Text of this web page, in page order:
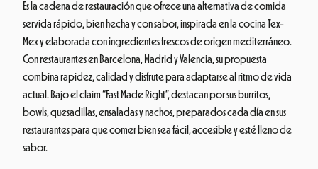
Es la cadena de restauración que ofrece una alternativa de comida
servida rápido, bien hecha y con sabor, inspirada en la cocina Tex-
Mex y elaborada con ingredientes frescos de origen mediterráneo.
Con restaurantes en Barcelona, Madrid y Valencia, su propuesta
combina rapidez, calidad y disfrute para adaptarse al ritmo de vida
actual. Bajo el claim “Fast Made Right”, destacan por sus burritos,
bowls, quesadillas, ensaladas y nachos, preparados cada día en sus
restaurantes para que comer bien sea fácil, accesible y esté lleno de
sabor.